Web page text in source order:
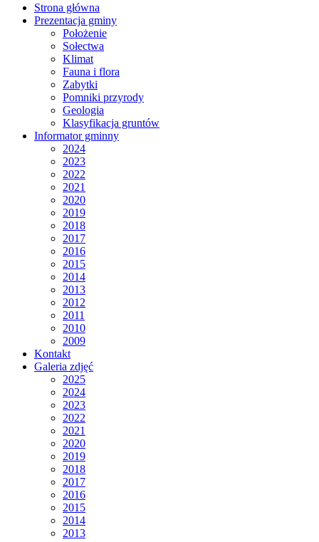
Strona główna
Prezentacja gminy
Położenie
Sołectwa
Klimat
Fauna i flora
Zabytki
Pomniki przyrody
Geologia
Klasyfikacja gruntów
Informator gminny
2024
2023
2022
2021
2020
2019
2018
2017
2016
2015
2014
2013
2012
2011
2010
2009
Kontakt
Galeria zdjęć
2025
2024
2023
2022
2021
2020
2019
2018
2017
2016
2015
2014
2013